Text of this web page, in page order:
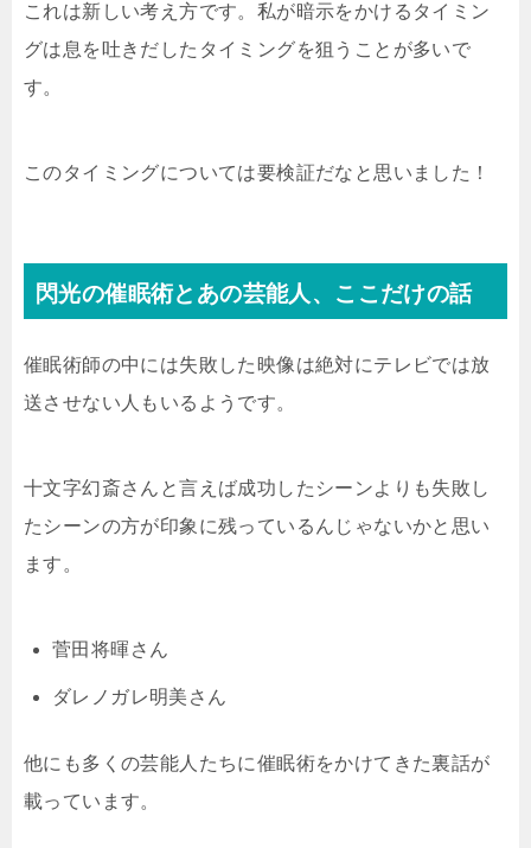
これは新しい考え方です。私が暗示をかけるタイミン
グは息を吐きだしたタイミングを狙うことが多いで
す。
このタイミングについては要検証だなと思いました！
閃光の催眠術とあの芸能人、ここだけの話
催眠術師の中には失敗した映像は絶対にテレビでは放
送させない人もいるようです。
十文字幻斎さんと言えば成功したシーンよりも失敗し
たシーンの方が印象に残っているんじゃないかと思い
ます。
菅田将暉さん
ダレノガレ明美さん
他にも多くの芸能人たちに催眠術をかけてきた裏話が
載っています。